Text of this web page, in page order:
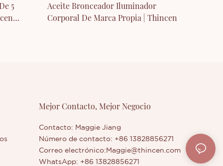
5
Aceite Bronceador Iluminador
Corporal De Marca Propia | Thincen
Mejor Contacto, Mejor Negocio
Contacto: Maggie Jiang
Número de contacto: +86 13828856271
Correo electrónico: Maggie@thincen.com
WhatsApp: +86 13828856271